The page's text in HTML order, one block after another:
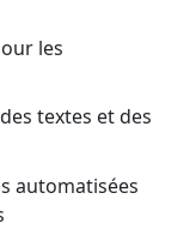
les
textes et des
automatisées